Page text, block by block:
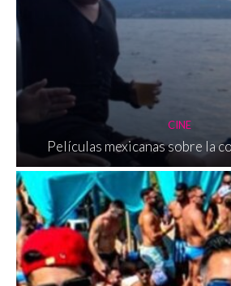
CINE
Películas mexicanas sobre la